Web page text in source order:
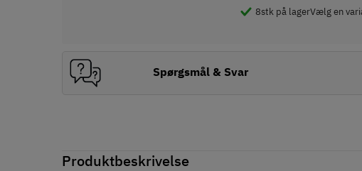
Produktbeskrivelse
8stk på lagerVælg en
Spørgsmål & Svar